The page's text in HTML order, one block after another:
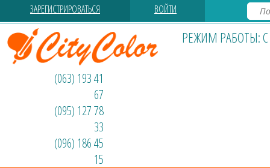
ЗАРЕГИСТРИРОВАТЬСЯ ВОЙТИ
РЕЖИМ РАБОТЫ: С
(063) 193 41
67
(095) 127 78
33
(096) 186 45
15